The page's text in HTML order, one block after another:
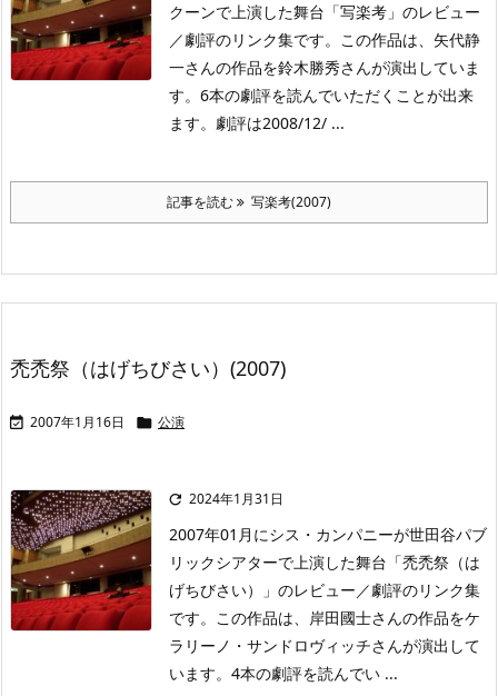
クーンで上演した舞台「写楽考」のレビュー
／劇評のリンク集です。この作品は、矢代静
一さんの作品を鈴木勝秀さんが演出していま
す。6本の劇評を読んでいただくことが出来
ます。劇評は2008/12/ ...
記事を読む 写楽考(2007)
禿禿祭（はげちびさい）(2007)
 2007年1月16日  公演
 2024年1月31日
2007年01月にシス・カンパニーが世田谷パブ
リックシアターで上演した舞台「禿禿祭（は
げちびさい）」のレビュー／劇評のリンク集
です。この作品は、岸田國士さんの作品をケ
ラリーノ・サンドロヴィッチさんが演出して
います。4本の劇評を読んでい ...